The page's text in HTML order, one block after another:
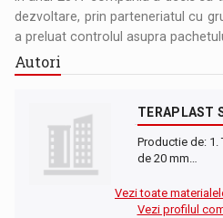
dezvoltare, prin parteneriatul cu
a preluat controlul asupra
Autori
TERAPLAST
Productie de: 1.
de 20 mm…
Vezi toate
Vezi profilul